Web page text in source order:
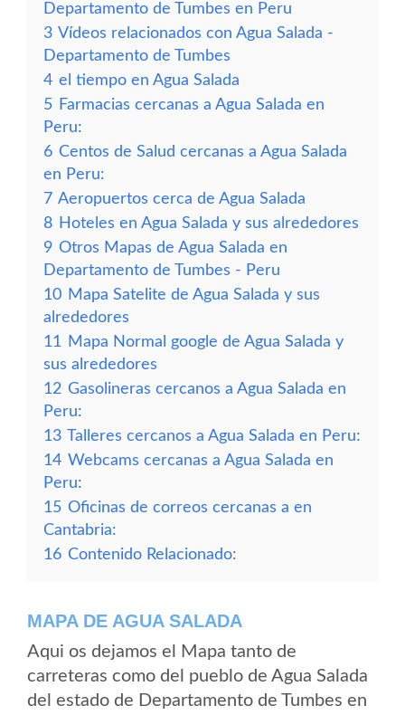
Departamento de Tumbes en Peru
3 Vídeos relacionados con Agua Salada -
Departamento de Tumbes
4 el tiempo en Agua Salada
5 Farmacias cercanas a Agua Salada en
Peru:
6 Centos de Salud cercanas a Agua Salada
en Peru:
7 Aeropuertos cerca de Agua Salada
8 Hoteles en Agua Salada y sus alrededores
9 Otros Mapas de Agua Salada en
Departamento de Tumbes - Peru
10 Mapa Satelite de Agua Salada y sus
alrededores
11
Mapa Normal google de Agua Salada y
sus alrededores
12 Gasolineras cercanos a Agua Salada en
Peru:
13 Talleres cercanos a Agua Salada en Peru:
14 Webcams cercanas a Agua Salada en
Peru:
15 Oficinas de correos cercanas a en
Cantabria:
16 Contenido Relacionado:
MAPA DE AGUA SALADA
Aqui os dejamos el Mapa tanto de
carreteras como del pueblo de Agua Salada
del estado de Departamento de Tumbes en